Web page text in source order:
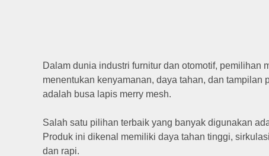
Dalam dunia industri furnitur dan otomotif, pemilihan
menentukan kenyamanan, daya tahan, dan
adalah busa lapis merry mesh.
Salah satu pilihan terbaik yang banyak digunakan
Produk ini dikenal memiliki daya tahan tinggi,
dan rapi.